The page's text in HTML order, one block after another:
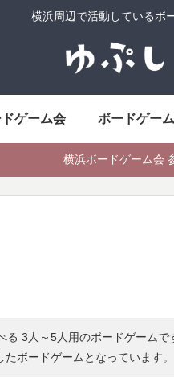
横浜周辺で活動しているボ
ゲーム会 ボードゲー
横浜ボードゲーム会
る 3人～5人用のボードゲームで
たボードゲームとなっています。